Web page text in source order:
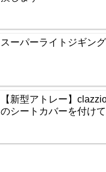
スーパーライトジギン
【新型アトレー】
のシートカバーを付け